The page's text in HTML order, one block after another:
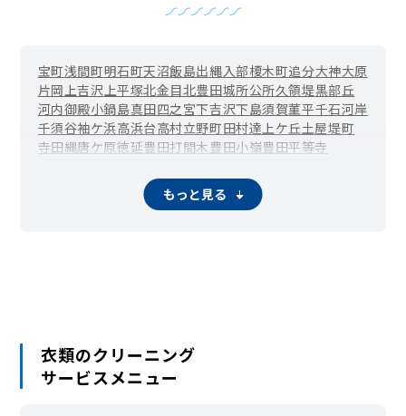
宝町浅間町明石町天沼飯島出縄入部榎木町追分大神大原
片岡 上吉沢 上平塚北金目北豊田城所公所久領堤黒部丘
河内御殿小鍋島真田四之宮下吉沢下島須賀菫平千石河岸
千須谷袖ケ浜高浜台高村立野町田村達上ケ丘土屋堤町
寺田縄唐ケ原徳延豊田打間木豊田小嶺豊田平等寺
西八幡虹ケ浜根坂間花水台
東中原 東八幡日向岡 広川札場町
もっと見る
衣類のクリーニング
サービスメニュー